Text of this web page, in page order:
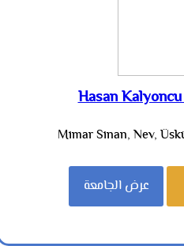
Hasan
Mimar Sinan, Nev,
عرض الجامعة